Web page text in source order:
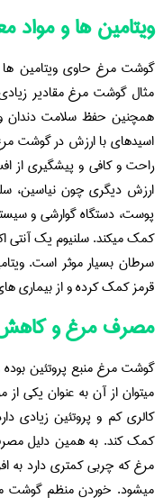
ویتامین ها و
گوشت مرغ حاوی ویتامین
مثال گوشت مرغ مقادیر
همچنین حفظ سلامت دندان و
اسیدهای با ارزش در گوشت
راحت و کافی و پیشگیری از
پوست، دستگاه گوارشی و
کمک میکند. سلنیوم یک آنتی
قرمز کمک کرده و از بیماری
مصرف مرغ و
گوشت مرغ منبع پروتئین
میتوان از آن به عنوان یکی
کالری کم و پروتئین زیادی
کمک کند. به همین دلیل
مرغ که چربی کمتری دارد به
میشود. خوردن منظم گوشت